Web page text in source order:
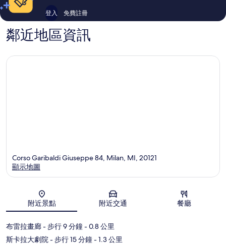
登入 免費註冊
鄰近地區資訊
地圖
Corso Garibaldi Giuseppe 84, Milan, MI, 20121
顯示地圖
附近景點 附近交通 餐廳
布雷拉畫廊- 步行 9 分鐘- 0.8 公里
斯卡拉大劇院- 步行 15 分鐘- 1.3 公里